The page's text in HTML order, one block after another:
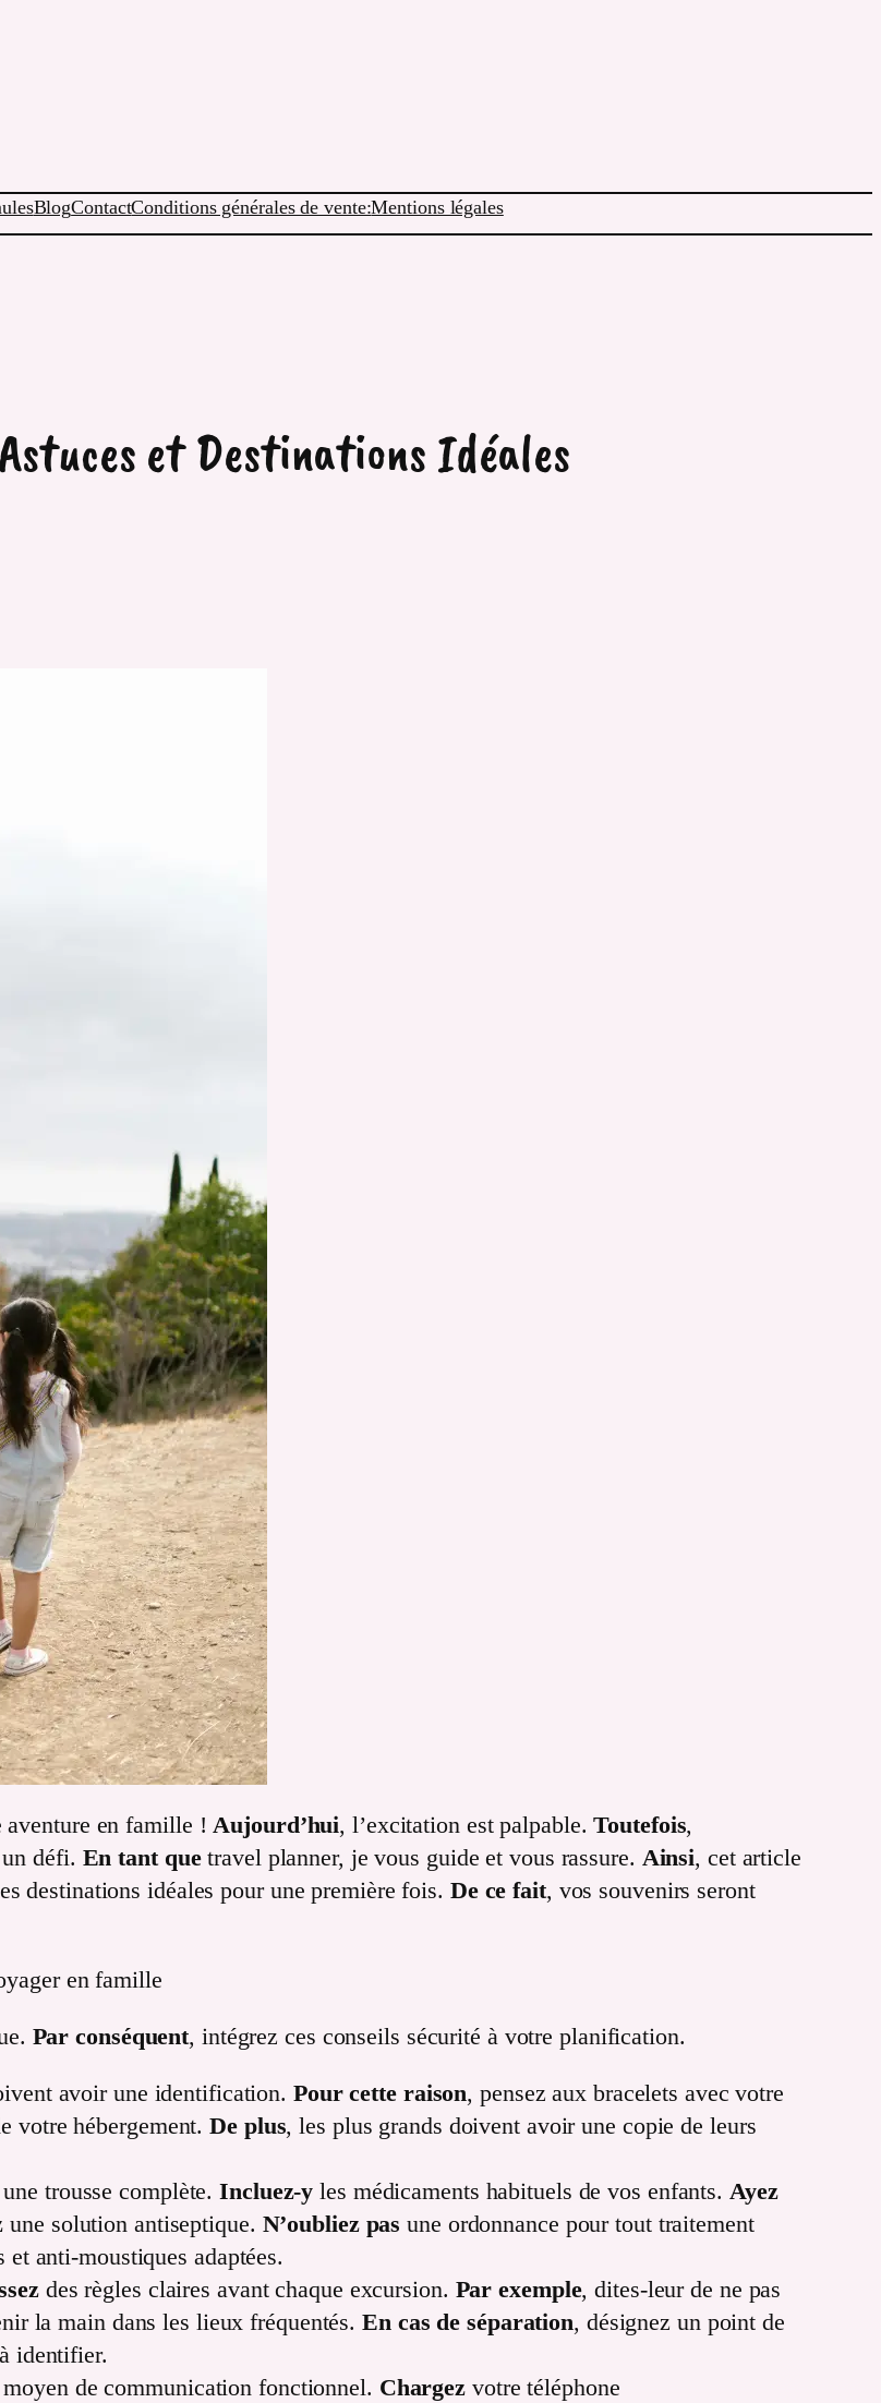
BlogContactConditions générales de vente:Mentions légales
et Destinations Idéales
aventure en famille !Aujourd’hui, l’excitation est palpable.Toutefois,
défi. En tant quetravel planner, je vous guide et vous rassure. Ainsi, cet article
destinations idéales pour une première fois. De ce fait, vos souvenirs seront
en famille
Par conséquent, intégrez ces conseils sécurité à votre planification.
avoir une identification. Pour cette raison, pensez aux bracelets avec votre
votre hébergement.De plus, les plus grands doivent avoir une copie de leurs
une trousse complète.Incluez-y les médicaments habituels de vos enfants. Ayez
une solution antiseptique. N’oubliez pas une ordonnance pour tout traitement
anti-moustiques adaptées.
des règles claires avant chaque excursion. Par exemple, dites-leur de ne pas
la main dans les lieux fréquentés.En cas de séparation, désignez un point de
identifier.
de communication fonctionnel. Chargez votre téléphone